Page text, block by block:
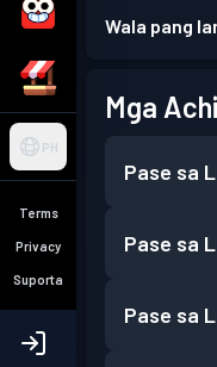
PH
Terms
Privacy
Suporta
Wala pang
Mga
Pase sa
Pase sa
Pase sa